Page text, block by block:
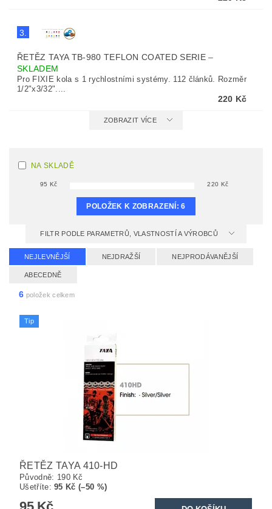
3.
ŘETĚZ TAYA TB-980 TEFLON COATED SERIE–
SKLADEM
Pro FIXIE kola s 1 rychlostními systémy. 112 článků. Rozměr
1/2"x3/32"....
220 Kč
ZOBRAZIT VÍCE
NA SKLADĚ
95 Kč 220 Kč
POLOŽEK K ZOBRAZENÍ:6
FILTR PODLE PARAMETRŮ, VLASTNOSTÍ A VÝROBCŮ
NEJLEVNĚJŠÍ NEJDRAŽŠÍ NEJPRODÁVANĚJŠÍ
ABECEDNĚ
6 položek celkem
Tip
ŘETĚZ TAYA 410-HD
Původně: 190 Kč
Ušetříte:95 Kč (–50 %)